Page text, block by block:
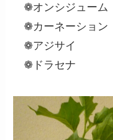
❁オンシジュ
❁カーネーショ
❁アジサイ
❁ドラ